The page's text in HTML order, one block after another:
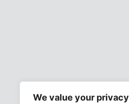
We value your privacy